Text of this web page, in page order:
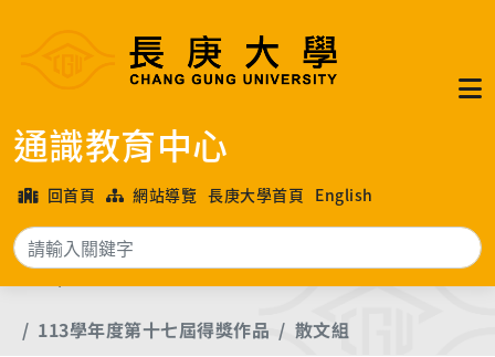
通識教育中心
回首頁 網站導覽 長庚大學首頁 English
搜尋
首頁
長庚大學各年度文學獎優良作品
113學年度第十七屆得獎作品
散文組